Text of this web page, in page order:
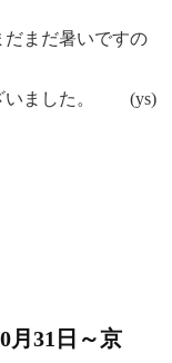
まだ暑いですの
ざいました。 (ys)
月31日～京